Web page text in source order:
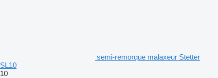
semi-remorque malaxeur Stetter
SL10
10